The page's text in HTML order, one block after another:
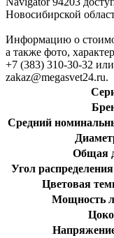
Новосибирской
Информацию о
а также фото,
+7 (383) 310-30-32
zakaz@megasvet24.ru.
Средний
Общая
Угол
Цветовая
Мощность